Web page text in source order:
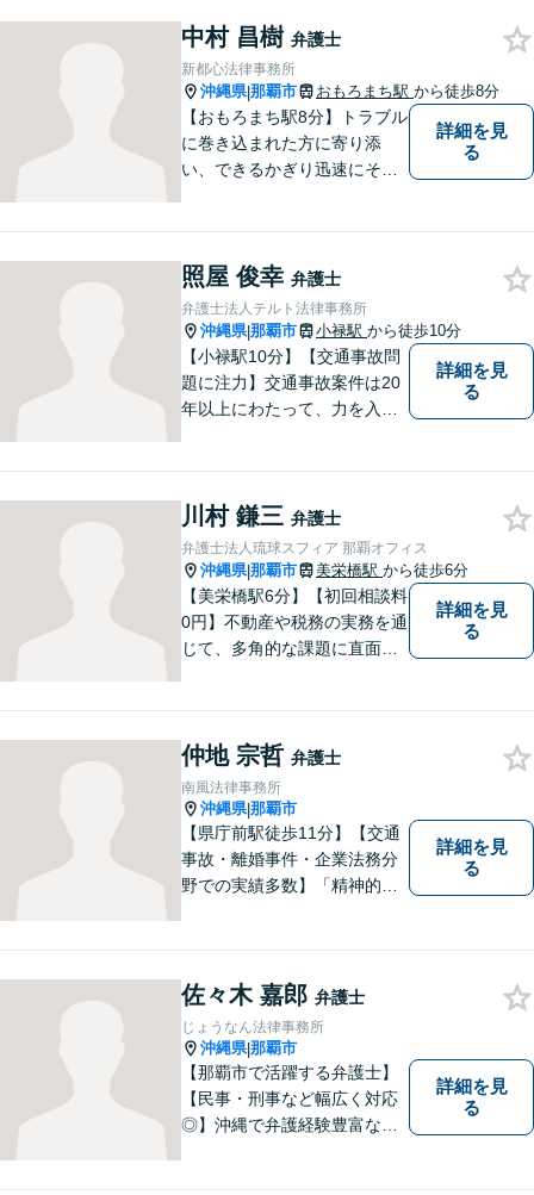
中村 昌樹 弁護士
新都心法律事務所
沖縄県|那覇市 おもろまち駅 から徒歩8分
【おもろまち駅8分】トラブル
に巻き込まれた方に寄り添
い、できるかぎり迅速にそし
婚、借金、相続、交通事故
等、生活上のトラブルがござ
いましたら、お気軽にご相談
下さい。
詳細を見
る
照屋 俊幸 弁護士
弁護士法人テルト法律事務所
沖縄県|那覇市 小禄駅 から徒歩10分
【小禄駅10分】【交通事故問
題に注力】交通事故案件は20
年以上にわたって、力を入れ
はぜひ、当事務所にご相談く
ださい。【企業法務対応可
能】
詳細を見
る
川村 鎌三 弁護士
弁護士法人琉球スフィア 那覇オフィス
沖縄県|那覇市 美栄橋駅 から徒歩6分
【美栄橋駅6分】【初回相談料
0円】不動産や税務の実務を通
じて、多角的な課題に直面す
た。 複雑な問題を一つの窓口
で解決できる存在を目指し、
日々研鑽を重ねています。
詳細を見
る
仲地 宗哲 弁護士
南風法律事務所
沖縄県|那覇市
【県庁前駅徒歩11分】【交通
事故・離婚事件・企業法務分
野での実績多数】「精神的な
ですので、お気軽にご相談く
ださい。個々に応じた解決策
をご提案します。
詳細を見
る
佐々木 嘉郎 弁護士
じょうなん法律事務所
沖縄県|那覇市
【那覇市で活躍する弁護士】
【民事・刑事など幅広く対応
◎】沖縄で弁護経験豊富な弁
詳細を見
る